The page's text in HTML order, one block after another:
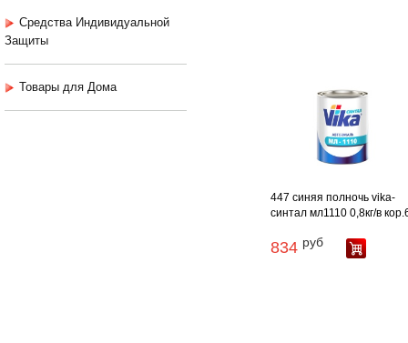
Средства Индивидуальной
Защиты
Товары для Дома
447 синяя полночь vika-
синтал мл1110 0,8кг/в
834 руб